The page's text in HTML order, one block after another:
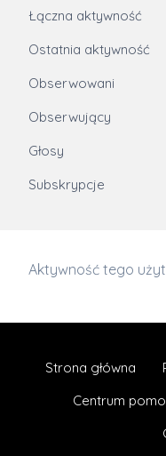
Łączna aktywność
Ostatnia aktywność
Obserwowani
Obserwujący
Głosy
Subskrypcje
Aktywność tego
Strona główna
Centrum